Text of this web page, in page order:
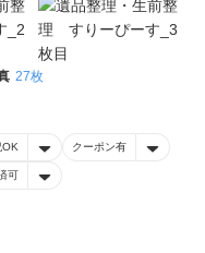
27枚
OK クーポン有
可